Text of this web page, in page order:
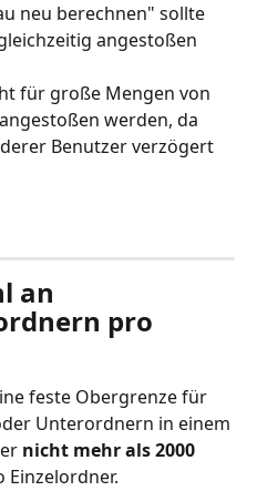
neu berechnen" sollte
angestoßen
für große Mengen von
werden, da
Benutzer verzögert
an
pro
feste Obergrenze für
Unterordnern in einem
nicht mehr als 2000
Einzelordner.